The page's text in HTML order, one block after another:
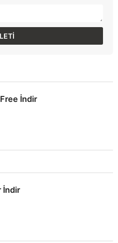
İndir
İndir